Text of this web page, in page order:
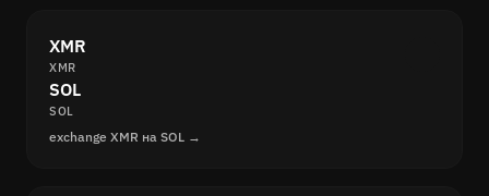
XMR
XMR
SOL
SOL
exchange XMR на SOL →